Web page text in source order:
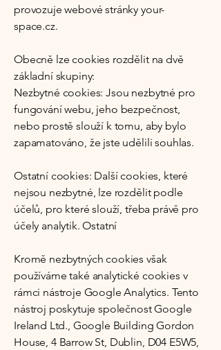
provozuje webové stránky your-
space.cz.
Obecně lze cookies rozdělit na dvě
základní skupiny:
Nezbytné cookies: Jsou nezbytné pro
fungování webu, jeho bezpečnost,
nebo prostě slouží k tomu, aby bylo
zapamatováno, že jste udělili souhlas.
Ostatní cookies: Další cookies, které
nejsou nezbytné, lze rozdělit podle
účelů, pro které slouží, třeba právě pro
účely analytik. Ostatní
Kromě nezbytných cookies však
používáme také analytické cookies v
rámci nástroje Google Analytics. Tento
nástroj poskytuje společnost Google
Ireland Ltd., Google Building Gordon
House, 4 Barrow St, Dublin, D04 E5W5,